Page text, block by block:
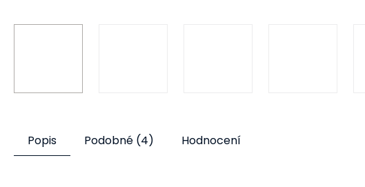
Popis Podobné (4) Hodnocení